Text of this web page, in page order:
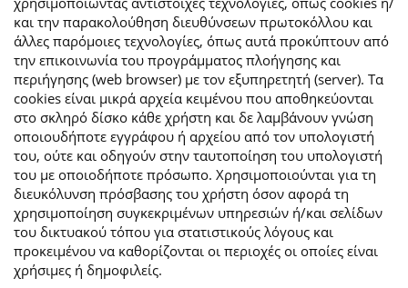
και την παρακολούθηση διευθύνσεων πρωτοκόλλου και
άλλες παρόμοιες τεχνολογίες, όπως αυτά προκύπτουν από
την επικοινωνία του προγράμματος πλοήγησης και
περιήγησης (web browser) με τον εξυπηρετητή (server). Τα
cookies είναι μικρά αρχεία κειμένου που αποθηκεύονται
στο σκληρό δίσκο κάθε χρήστη και δε λαμβάνουν γνώση
οποιουδήποτε εγγράφου ή αρχείου από τον υπολογιστή
του, ούτε και οδηγούν στην ταυτοποίηση του υπολογιστή
του με οποιοδήποτε πρόσωπο. Χρησιμοποιούνται για τη
διευκόλυνση πρόσβασης του χρήστη όσον αφορά τη
χρησιμοποίηση συγκεκριμένων υπηρεσιών ή/και σελίδων
του δικτυακού τόπου για στατιστικούς λόγους και
προκειμένου να καθορίζονται οι περιοχές οι οποίες είναι
χρήσιμες ή δημοφιλείς.